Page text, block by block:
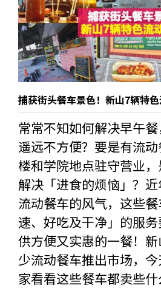
捕获街头餐车景色！新山7辆特
常常不知如何解决早午
遥远不方便？要是有流
楼和学院地点驻守营业
解决「进食的烦恼」？
流动餐车的风气，这些
速、好吃及干净」的服
供方便又实惠的一餐！
少流动餐车推出市场，
家看看这些餐车都卖些什